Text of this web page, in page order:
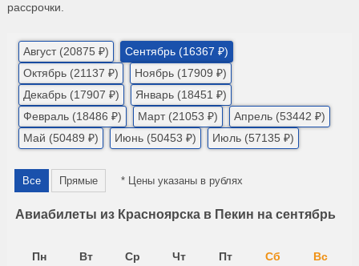
рассрочки.
Август (20875 ₽)
Сентябрь (16367 ₽)
Октябрь (21137 ₽)
Ноябрь (17909 ₽)
Декабрь (17907 ₽)
Январь (18451 ₽)
Февраль (18486 ₽)
Март (21053 ₽)
Апрель (53442 ₽)
Май (50489 ₽)
Июнь (50453 ₽) Июль (57135 ₽)
Все Прямые * Цены указаны в рублях
Авиабилеты из Красноярска в Пекин на сентябрь
Пн Вт Ср Чт Пт Сб Вс